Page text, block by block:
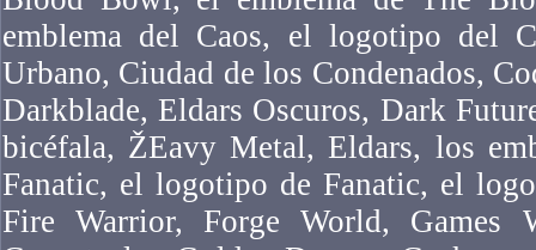
emblema del Caos, el logotipo del
Urbano, Ciudad de los Condenados,
Darkblade, Eldars Oscuros, Dark
bicéfala, ŽEavy Metal, Eldars, los
Fanatic, el logotipo de Fanatic, el
Fire Warrior, Forge World, Games